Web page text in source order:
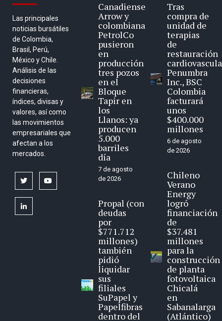
Las principales
noticias bursátiles
de Colombia,
Brasil, Perú,
México y Chile.
Análisis de las
decisiones
financieras,
índices, divisas y
valores, así como
las movimientos
empresariales que
afectan a los
mercados.
twitter
linkedin
Canadiense
Arrow y
colombiana
PetrolCo
pusieron
en
producción
tres pozos
en el
Bloque
Tapir en
los
Llanos: ya
producen
5.000
barriles
día
7 de agosto
de 2026
Propal (con
deudas
por
$771.712
millones)
también
pidió
liquidar
sus
filiales
SuPapel y
Papelfibras
dentro del
Tras
compra de
unidad de
terapias
de
restauración
Penumbra
Inc., BSC
Colombia
facturará
unos
$400.000
millones
6 de agosto
de 2026
Chileno
Verano
Energy
logró
financiación
de
$37.481
millones
para la
construcción
de planta
fotovoltaica
Chicalá
en
Sabanalarga
(Atlántico)